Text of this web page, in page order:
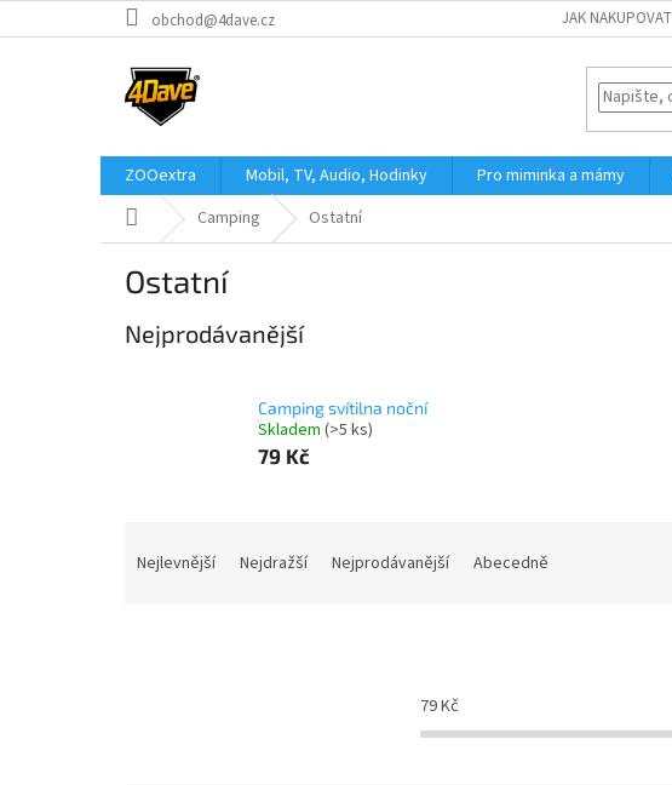
na
obchod@4dave.cz JAK NAKUPOVAT
ZOOextra Mobil, TV, Audio, Hodinky Pro miminka a mámy
Domů Camping Ostatní
Ostatní
Nejprodávanější
Camping svítilna noční
Skladem (>5 ks)
79 Kč
Nejlevnější Nejdražší Nejprodávanější Abecedně
79Kč